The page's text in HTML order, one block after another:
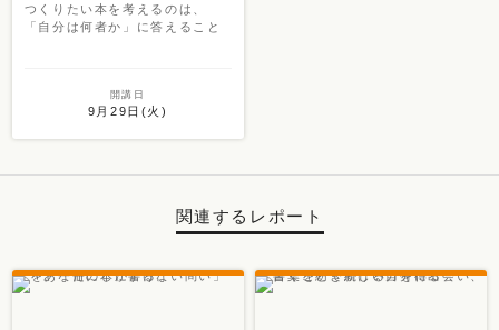
つくりたい本を考えるのは、
「自分は何者か」に答えること
開講日
9月29日(火)
関連するレポート